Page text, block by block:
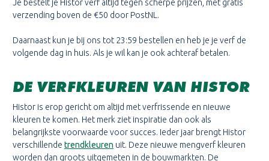
Je bestelt je Histor verf altijd tegen scherpe prijzen, met gratis
verzending boven de €50 door PostNL.
Daarnaast kun je bij ons tot 23:59 bestellen en heb je je verf de
volgende dag in huis. Als je wil kan je ook achteraf betalen.
DE VERFKLEUREN VAN HISTOR
Histor is erop gericht om altijd met verfrissende en nieuwe
kleuren te komen. Het merk ziet inspiratie dan ook als
belangrijkste voorwaarde voor succes. Ieder jaar brengt Histor
verschillende trendkleuren uit. Deze nieuwe mengverf kleuren
worden dan groots uitgemeten in de bouwmarkten. De